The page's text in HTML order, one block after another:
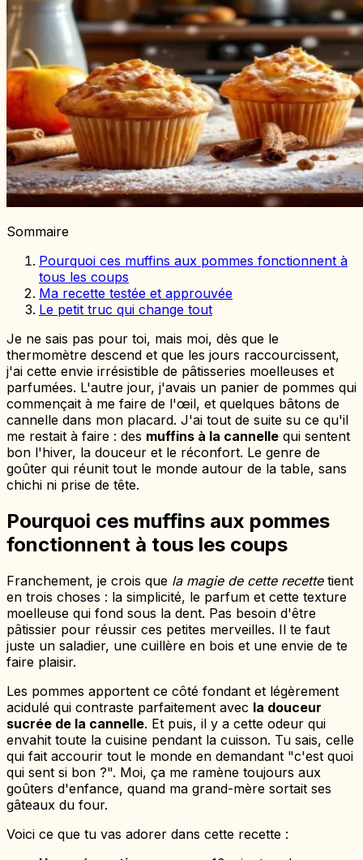
Sommaire
Pourquoi ces muffins aux pommes fonctionnent à
tous les coups
Ma recette testée et approuvée
Le petit truc qui change tout
Je ne sais pas pour toi, mais moi, dès que le
thermomètre descend et que les jours raccourcissent,
j'ai cette envie irrésistible de pâtisseries moelleuses et
parfumées. L'autre jour, j'avais un panier de pommes qui
commençait à me faire de l'œil, et quelques bâtons de
cannelle dans mon placard. J'ai tout de suite su ce qu'il
me restait à faire : des muffins à la cannelle qui sentent
bon l'hiver, la douceur et le réconfort. Le genre de
goûter qui réunit tout le monde autour de la table, sans
chichi ni prise de tête.
Pourquoi ces muffins aux pommes
fonctionnent à tous les coups
Franchement, je crois que la magie de cette recettetient
en trois choses : la simplicité, le parfum et cette texture
moelleuse qui fond sous la dent. Pas besoin d'être
pâtissier pour réussir ces petites merveilles. Il te faut
juste un saladier, une cuillère en bois et une envie de te
faire plaisir.
Les pommes apportent ce côté fondant et légèrement
acidulé qui contraste parfaitement avec la douceur
sucrée de la cannelle. Et puis, il y a cette odeur qui
envahit toute la cuisine pendant la cuisson. Tu sais, celle
qui fait accourir tout le monde en demandant "c'est quoi
qui sent si bon ?". Moi, ça me ramène toujours aux
goûters d'enfance, quand ma grand-mère sortait ses
gâteaux du four.
Voici ce que tu vas adorer dans cette recette :